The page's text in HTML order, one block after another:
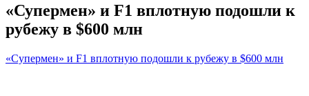
«Супермен» и F1 вплотную подошли к
рубежу в $600 млн
«Супермен» и F1 вплотную подошли к рубежу в $600 млн